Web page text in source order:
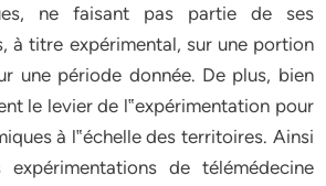
ne faisant pas partie de ses
à titre expérimental, sur une portion
une période donnée. De plus, bien
le levier de l‟expérimentation pour
à l‟échelle des territoires. Ainsi
de télémédecine